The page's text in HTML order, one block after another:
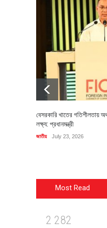
বেসরকারি খাতের গতিশীলতায়
লক্ষ্য: প্রধানমন্ত্রী
জাতীয় July 23, 2026
Most Read
2 282